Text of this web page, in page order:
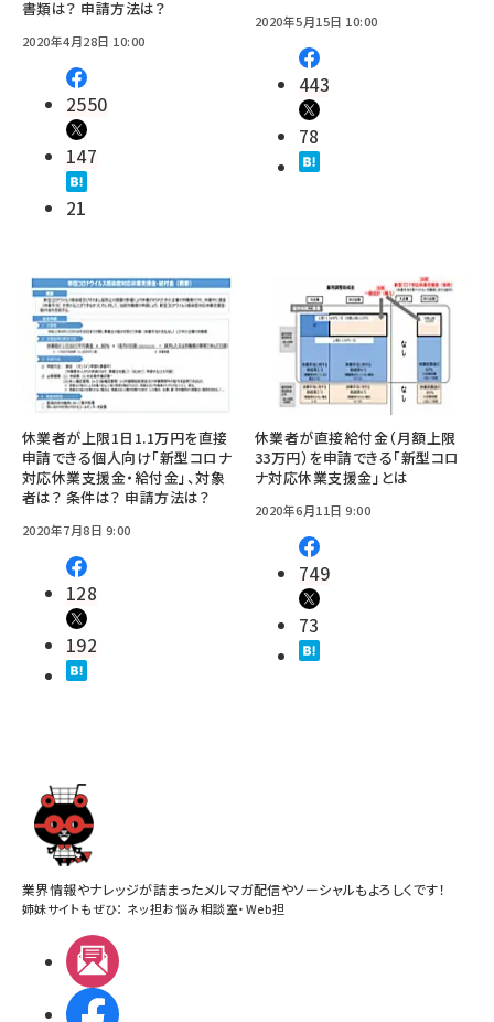
書類は？ 申請方法は？
2020年4月28日 10:00
2550
147
21
2020年5月15日 10:00
443
78
休業者が上限1日1.1万円を直接
申請できる個人向け「新型コロナ
対応休業支援金・給付金」、対象
者は？ 条件は？ 申請方法は？
2020年7月8日 9:00
128
192
休業者が直接給付金（月額上限
33万円）を申請できる「新型コロ
ナ対応休業支援金」とは
2020年6月11日 9:00
749
73
業界情報やナレッジが詰まったメルマガ配信やソーシャルもよろしくです！
姉妹サイトもぜひ： ネッ担お悩み相談室・Web担